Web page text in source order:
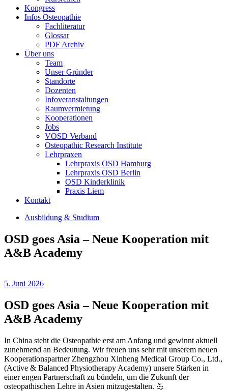
Kongress
Infos Osteopathie
Fachliteratur
Glossar
PDF Archiv
Über uns
Team
Unser Gründer
Standorte
Dozenten
Infoveranstaltungen
Raumvermietung
Kooperationen
Jobs
VOSD Verband
Osteopathic Research Institute
Lehrpraxen
Lehrpraxis OSD Hamburg
Lehrpraxis OSD Berlin
OSD Kinderklinik
Praxis Liem
Kontakt
Ausbildung & Studium
OSD goes Asia – Neue Kooperation mit
A&B Academy
5. Juni 2026
OSD goes Asia – Neue Kooperation mit
A&B Academy
In China steht die Osteopathie erst am Anfang und gewinnt aktuell
zunehmend an Bedeutung. Wir freuen uns sehr mit unserem neuen
Kooperationspartner Zhengzhou Xinheng Medical Group Co., Ltd.,
(Active & Balanced Physiotherapy Academy) unsere Stärken in
einer engen Partnerschaft zu bündeln, um die Zukunft der
osteopathischen Lehre in Asien mitzugestalten. 💪